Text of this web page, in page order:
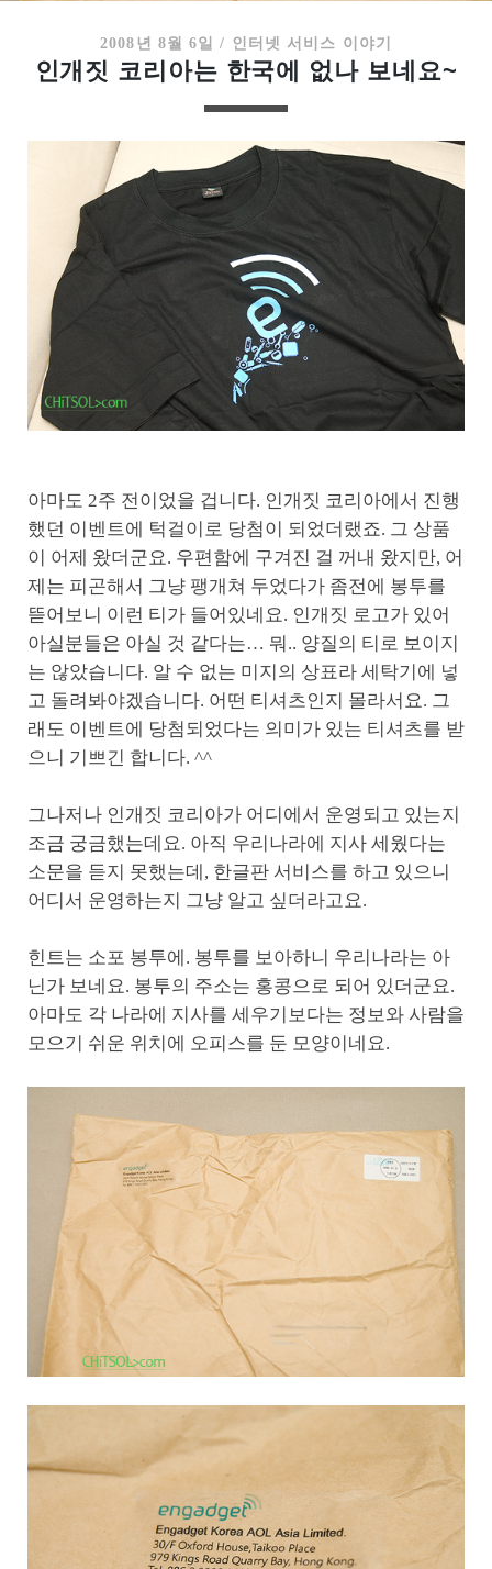
2008년 8월 6일 / 인터넷 서비스 이야기
인개짓 코리아는 한국에 없나 보네요~
아마도 2주 전이었을 겁니다. 인개짓 코리아에서 진행
했던 이벤트에 턱걸이로 당첨이 되었더랬죠. 그 상품
이 어제 왔더군요. 우편함에 구겨진 걸 꺼내 왔지만, 어
제는 피곤해서 그냥 팽개쳐 두었다가 좀전에 봉투를
뜯어보니 이런 티가 들어있네요. 인개짓 로고가 있어
아실분들은 아실 것 같다는… 뭐.. 양질의 티로 보이지
는 않았습니다. 알 수 없는 미지의 상표라 세탁기에 넣
고 돌려봐야겠습니다. 어떤 티셔츠인지 몰라서요. 그
래도 이벤트에 당첨되었다는 의미가 있는 티셔츠를 받
으니 기쁘긴 합니다. ^^
그나저나 인개짓 코리아가 어디에서 운영되고 있는지
조금 궁금했는데요. 아직 우리나라에 지사 세웠다는
소문을 듣지 못했는데, 한글판 서비스를 하고 있으니
어디서 운영하는지 그냥 알고 싶더라고요.
힌트는 소포 봉투에. 봉투를 보아하니 우리나라는 아
닌가 보네요. 봉투의 주소는 홍콩으로 되어 있더군요.
아마도 각 나라에 지사를 세우기보다는 정보와 사람을
모으기 쉬운 위치에 오피스를 둔 모양이네요.